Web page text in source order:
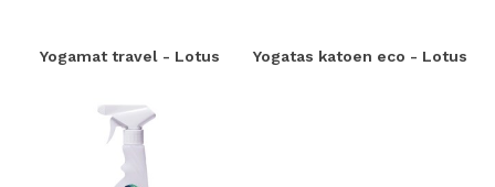
Yogamat travel - Lotus Yogatas katoen eco - Lotus